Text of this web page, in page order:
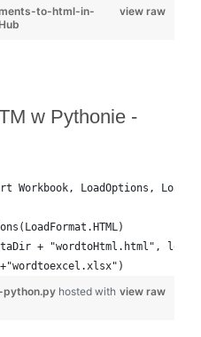
view raw
to-html-in-
w Pythonie -
Workbook, LoadOptions,
+ "wordtoHtml.html",
view raw
hosted with